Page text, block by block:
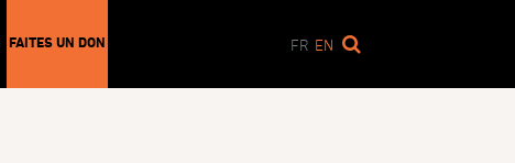
FAITES UN DON FR EN